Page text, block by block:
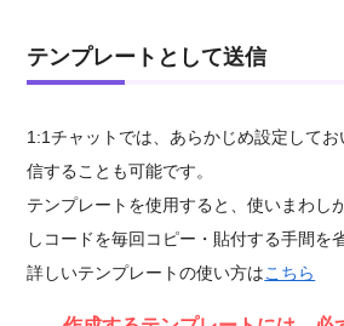
テンプレートとして送信
1:1チャットでは、あらかじめ設定して
信することも可能です。
テンプレートを使用すると、使いまわし
しコードを毎回コピー・貼付する手間を
詳しいテンプレートの使い方はこちら